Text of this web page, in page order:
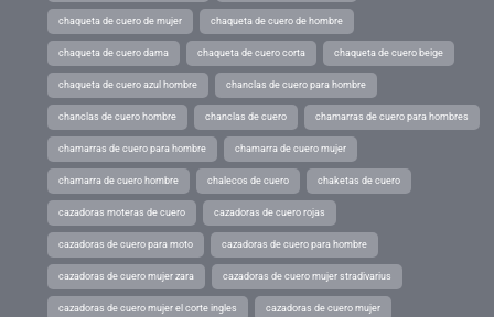
chaqueta de cuero de mujer chaqueta de cuero de hombre
chaqueta de cuero dama chaqueta de cuero corta chaqueta de cuero beige
chaqueta de cuero azul hombre chanclas de cuero para hombre
chanclas de cuero hombre chanclas de cuero chamarras de cuero para hombres
chamarras de cuero para hombre chamarra de cuero mujer
chamarra de cuero hombre chalecos de cuero chaketas de cuero
cazadoras moteras de cuero cazadoras de cuero rojas
cazadoras de cuero para moto cazadoras de cuero para hombre
cazadoras de cuero mujer zara cazadoras de cuero mujer stradivarius
cazadoras de cuero mujer el corte ingles cazadoras de cuero mujer